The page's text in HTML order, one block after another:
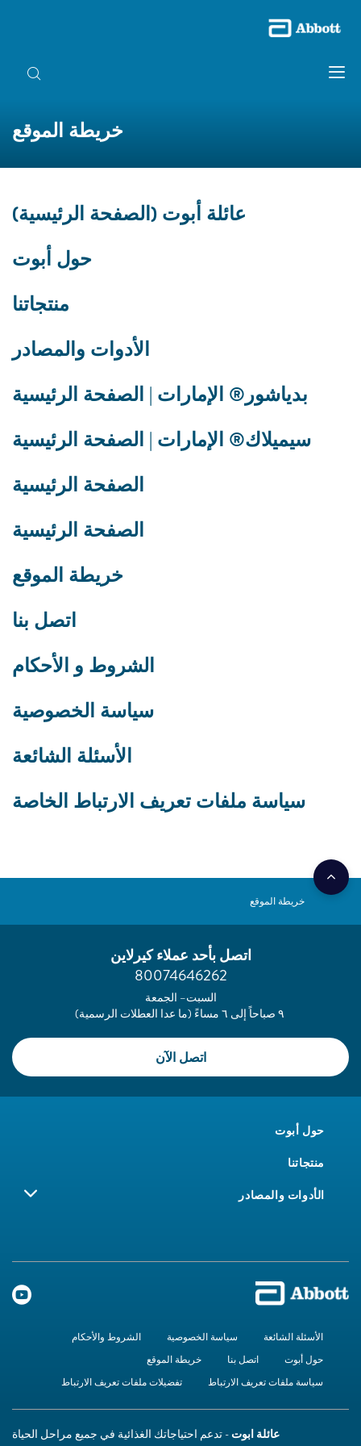
خريطة الموقع
عائلة أبوت (الصفحة الرئيسية)
حول أبوت
منتجاتنا
الأدوات والمصادر
بدياشور® الإمارات | الصفحة الرئيسية
سيميلاك® الإمارات | الصفحة الرئيسية
الصفحة الرئيسية
الصفحة الرئيسية
خريطة الموقع
اتصل بنا
الشروط و الأحكام
سياسة الخصوصية
الأسئلة الشائعة
سياسة ملفات تعريف الارتباط الخاصة
خريطة الموقع
اتصل بأحد عملاء كيرلاين
80074646262
السبت– الجمعة
اتصل الآن
حول أبوت
منتجاتنا
الأدوات والمصادر
الأسئلة الشائعة سياسة الخصوصية
الشروط والأحكام
حول أبوت
اتصل بنا
خريطة الموقع
سياسة ملفات تعريف الارتباط
تفضيلات ملفات تعريف الارتباط
عائلة ابوت - تدعم احتياجاتك الغذائية في جميع مراحل الحياة